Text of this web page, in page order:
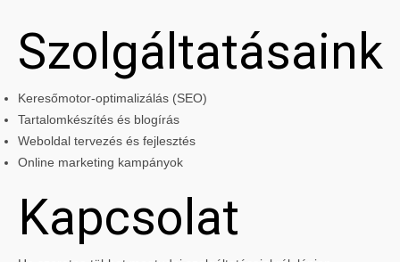
Szolgáltatásaink
Keresőmotor-optimalizálás (SEO)
Tartalomkészítés és blogírás
Weboldal tervezés és fejlesztés
Online marketing kampányok
Kapcsolat